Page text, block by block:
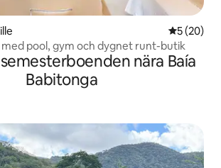
5 av 5 i
5 (20)
pool, gym och dygnet runt-butik
nära Baía
Babitonga